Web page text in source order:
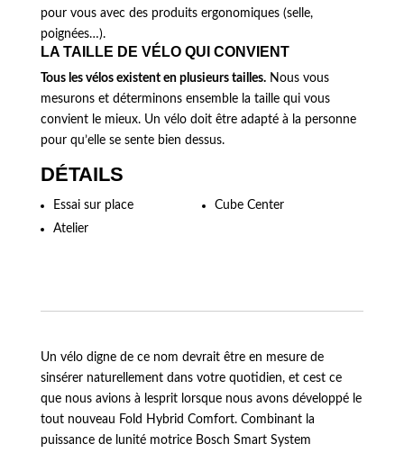
pour vous avec des produits ergonomiques (selle,
poignées…).
LA TAILLE DE VÉLO QUI CONVIENT
Tous les vélos existent en plusieurs tailles.Nous vous
mesurons et déterminons ensemble la taille qui vous
convient le mieux. Un vélo doit être adapté à la personne
pour qu’elle se sente bien dessus.
DÉTAILS
Essai sur place
Atelier
Cube Center
Un vélo digne de ce nom devrait être en mesure de
sinsérer naturellement dans votre quotidien, et cest ce
que nous avions à lesprit lorsque nous avons développé le
tout nouveau Fold Hybrid Comfort. Combinant la
puissance de lunité motrice Bosch Smart System